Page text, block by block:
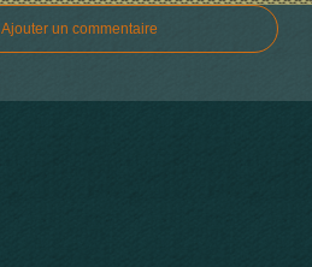
Ajouter un commentaire